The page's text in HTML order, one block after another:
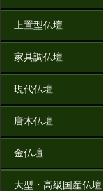
上置型仏壇
家具調仏壇
現代仏壇
唐木仏壇
金仏壇
大型・高級国産仏壇